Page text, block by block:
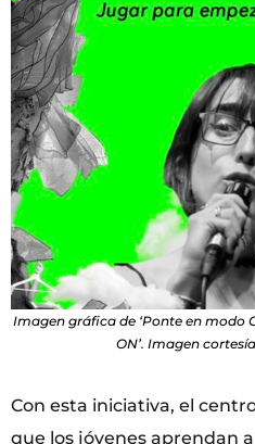
Imagen gráfica de ‘Ponte en modo
ON’. Imagen
Con esta iniciativa, el
que los jóvenes aprendan